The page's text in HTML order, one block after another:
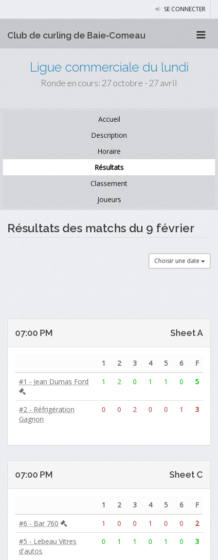
SE CONNECTER
Club de curling de Baie‑Comeau
Ligue commerciale du lundi
Ronde en cours: 27 octobre - 27 avril
Accueil
Description
Horaire
Résultats
Classement
Joueurs
Résultats des matchs du 9 février
Choisir une date
07:00 PM Sheet A
1 2 3 4 5 6
F
#1 - Jean Dumas Ford
1 2 0 1 1 0 5
#2 - Réfrigération
Gagnon
0 0 2 0 0 1 3
07:00 PM Sheet C
1 2 3 4 5 6
F
#6 - Bar 760
1 0 0 1 0 0
2
#5 - Lebeau Vitres
d'autos
0 1 1 0 1 0 3